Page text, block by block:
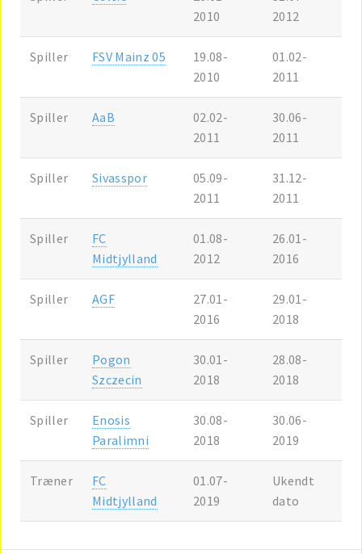
2010
2012
Spiller FSV Mainz 05
19.08-
2010
01.02-
2011
Spiller AaB
02.02-
2011
30.06-
2011
Spiller Sivasspor
05.09-
2011
31.12-
2011
Spiller
FC
Midtjylland
01.08-
2012
26.01-
2016
Spiller AGF
27.01-
2016
29.01-
2018
Spiller
Pogon
Szczecin
30.01-
2018
28.08-
2018
Spiller
Enosis
Paralimni
30.08-
2018
30.06-
2019
Træner
FC
Midtjylland
01.07-
2019
Ukendt
dato